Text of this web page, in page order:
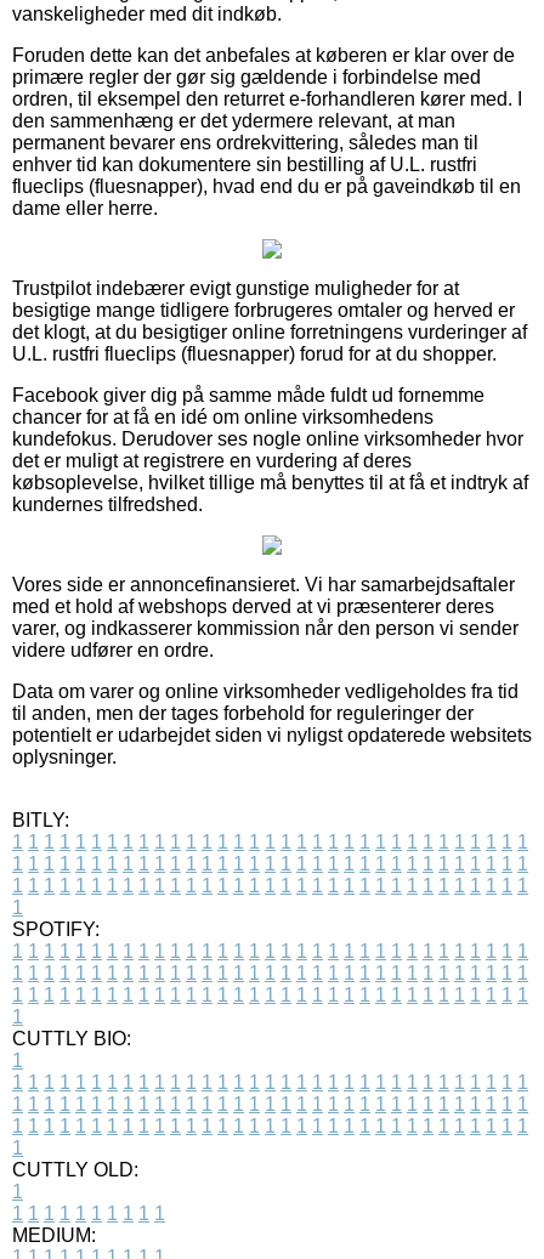
vanskeligheder med dit indkøb.
Foruden dette kan det anbefales at køberen er klar over de
primære regler der gør sig gældende i forbindelse med
ordren, til eksempel den returret e-forhandleren kører med. I
den sammenhæng er det ydermere relevant, at man
permanent bevarer ens ordrekvittering, således man til
enhver tid kan dokumentere sin bestilling af U.L. rustfri
flueclips (fluesnapper), hvad end du er på gaveindkøb til en
dame eller herre.
Trustpilot indebærer evigt gunstige muligheder for at
besigtige mange tidligere forbrugeres omtaler og herved er
det klogt, at du besigtiger online forretningens vurderinger af
U.L. rustfri flueclips (fluesnapper) forud for at du shopper.
Facebook giver dig på samme måde fuldt ud fornemme
chancer for at få en idé om online virksomhedens
kundefokus. Derudover ses nogle online virksomheder hvor
det er muligt at registrere en vurdering af deres
købsoplevelse, hvilket tillige må benyttes til at få et indtryk af
kundernes tilfredshed.
Vores side er annoncefinansieret. Vi har samarbejdsaftaler
med et hold af webshops derved at vi præsenterer deres
varer, og indkasserer kommission når den person vi sender
videre udfører en ordre.
Data om varer og online virksomheder vedligeholdes fra tid
til anden, men der tages forbehold for reguleringer der
potentielt er udarbejdet siden vi nyligst opdaterede websitets
oplysninger.
BITLY:
1 1 1 1 1 1 1 1 1 1 1 1 1 1 1 1 1 1 1 1 1 1 1 1 1 1 1 1 1 1 1 1 1
1 1 1 1 1 1 1 1 1 1 1 1 1 1 1 1 1 1 1 1 1 1 1 1 1 1 1 1 1 1 1 1 1
1 1 1 1 1 1 1 1 1 1 1 1 1 1 1 1 1 1 1 1 1 1 1 1 1 1 1 1 1 1 1 1 1
1
SPOTIFY:
1 1 1 1 1 1 1 1 1 1 1 1 1 1 1 1 1 1 1 1 1 1 1 1 1 1 1 1 1 1 1 1 1
1 1 1 1 1 1 1 1 1 1 1 1 1 1 1 1 1 1 1 1 1 1 1 1 1 1 1 1 1 1 1 1 1
1 1 1 1 1 1 1 1 1 1 1 1 1 1 1 1 1 1 1 1 1 1 1 1 1 1 1 1 1 1 1 1 1
1
CUTTLY BIO:
1
1 1 1 1 1 1 1 1 1 1 1 1 1 1 1 1 1 1 1 1 1 1 1 1 1 1 1 1 1 1 1 1 1
1 1 1 1 1 1 1 1 1 1 1 1 1 1 1 1 1 1 1 1 1 1 1 1 1 1 1 1 1 1 1 1 1
1 1 1 1 1 1 1 1 1 1 1 1 1 1 1 1 1 1 1 1 1 1 1 1 1 1 1 1 1 1 1 1 1
1
CUTTLY OLD:
1
1 1 1 1 1 1 1 1 1 1
MEDIUM: